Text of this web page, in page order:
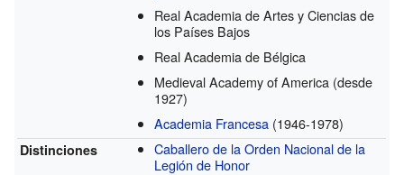
Real Academia de Artes y Ciencias de
los Países Bajos
Real Academia de Bélgica
Medieval Academy of America (desde
1927)
Academia Francesa (1946-1978)
Distinciones
Caballero de la Orden Nacional de la
Legión de Honor